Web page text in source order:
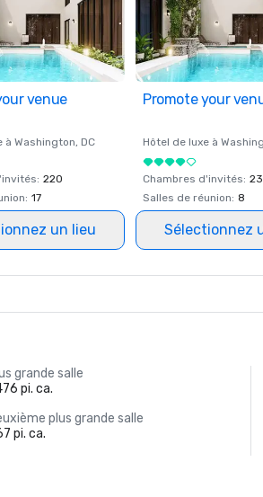
venue
à Washington, DC
: 220
: 17
un lieu
Promote your
Hôtel de luxe à
Chambres d'invités:
Salles de réunion: 8
Sélectionnez
grande salle
pi. ca.
plus grande salle
pi. ca.